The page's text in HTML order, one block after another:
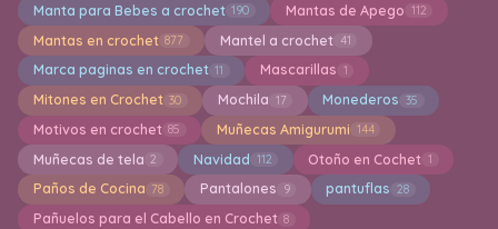
Manta para Bebes a crochet 190 Mantas de Apego 112
Mantas en crochet 877 Mantel a crochet 41
Marca paginas en crochet 11 Mascarillas 1
Mitones en Crochet 30 Mochila 17 Monederos 35
Motivos en crochet 85 Muñecas Amigurumi 144
Muñecas de tela 2 Navidad 112 Otoño en Cochet 1
Paños de Cocina 78 Pantalones 9 pantuflas 28
Pañuelos para el Cabello en Crochet 8